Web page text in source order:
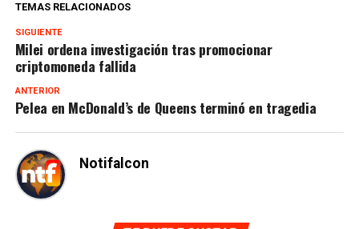
TEMAS RELACIONADOS
SIGUIENTE
Milei ordena investigación tras promocionar
criptomoneda fallida
ANTERIOR
Pelea en McDonald’s de Queens terminó en tragedia
Notifalcon